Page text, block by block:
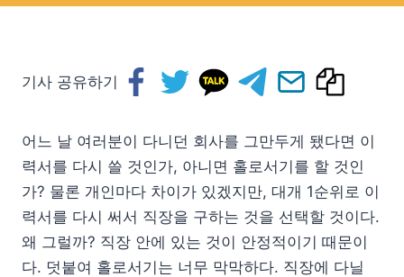
기사 공유하기
어느 날 여러분이 다니던 회사를 그만두게 됐다면 이
력서를 다시 쓸 것인가, 아니면 홀로서기를 할 것인
가? 물론 개인마다 차이가 있겠지만, 대개 1순위로 이
력서를 다시 써서 직장을 구하는 것을 선택할 것이다.
왜 그럴까? 직장 안에 있는 것이 안정적이기 때문이
다. 덧붙여 홀로서기는 너무 막막하다. 직장에 다닐